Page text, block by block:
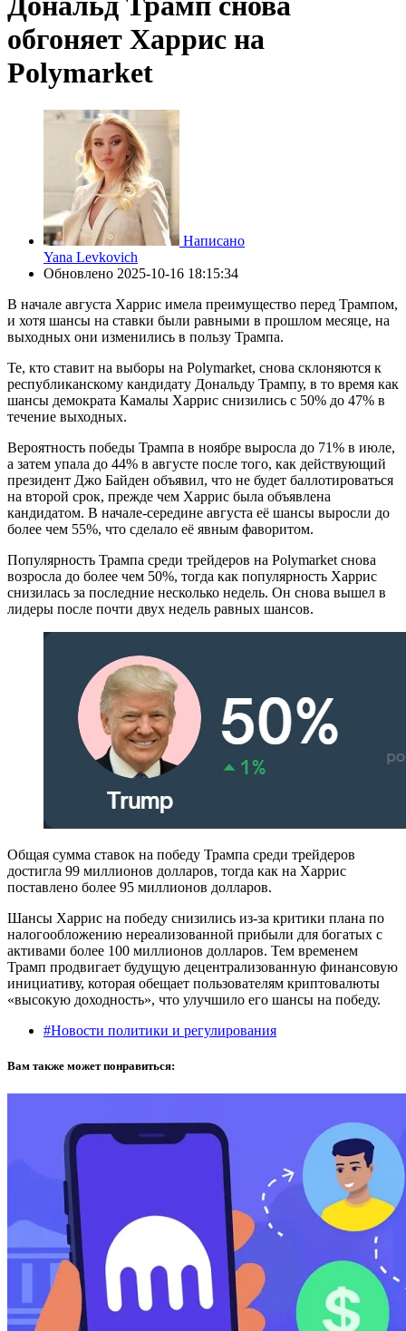
обгоняет Харрис на
Polymarket
Написано
Yana Levkovich
Обновлено 2025-10-16 18:15:34
В начале августа Харрис имела преимущество перед Трампом,
и хотя шансы на ставки были равными в прошлом месяце, на
выходных они изменились в пользу Трампа.
Те, кто ставит на выборы на Polymarket, снова склоняются к
республиканскому кандидату Дональду Трампу, в то время как
шансы демократа Камалы Харрис снизились с 50% до 47% в
течение выходных.
Вероятность победы Трампа в ноябре выросла до 71% в июле,
а затем упала до 44% в августе после того, как действующий
президент Джо Байден объявил, что не будет баллотироваться
на второй срок, прежде чем Харрис была объявлена
кандидатом. В начале-середине августа её шансы выросли до
более чем 55%, что сделало её явным фаворитом.
Популярность Трампа среди трейдеров на Polymarket снова
возросла до более чем 50%, тогда как популярность Харрис
снизилась за последние несколько недель. Он снова вышел в
лидеры после почти двух недель равных шансов.
Общая сумма ставок на победу Трампа среди трейдеров
достигла 99 миллионов долларов, тогда как на Харрис
поставлено более 95 миллионов долларов.
Шансы Харрис на победу снизились из-за критики плана по
налогообложению нереализованной прибыли для богатых с
активами более 100 миллионов долларов. Тем временем
Трамп продвигает будущую децентрализованную финансовую
инициативу, которая обещает пользователям криптовалюты
«высокую доходность», что улучшило его шансы на победу.
#Новости политики и регулирования
Вам также может понравиться: